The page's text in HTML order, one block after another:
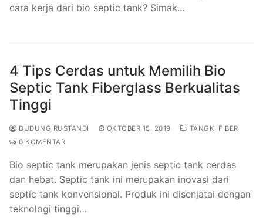
cara kerja dari bio septic tank? Simak…
4 Tips Cerdas untuk Memilih Bio
Septic Tank Fiberglass Berkualitas
Tinggi
DUDUNG RUSTANDI OKTOBER 15, 2019
TANGKI FIBER
0 KOMENTAR
Bio septic tank merupakan jenis septic tank cerdas
dan hebat. Septic tank ini merupakan inovasi dari
septic tank konvensional. Produk ini disenjatai dengan
teknologi tinggi…